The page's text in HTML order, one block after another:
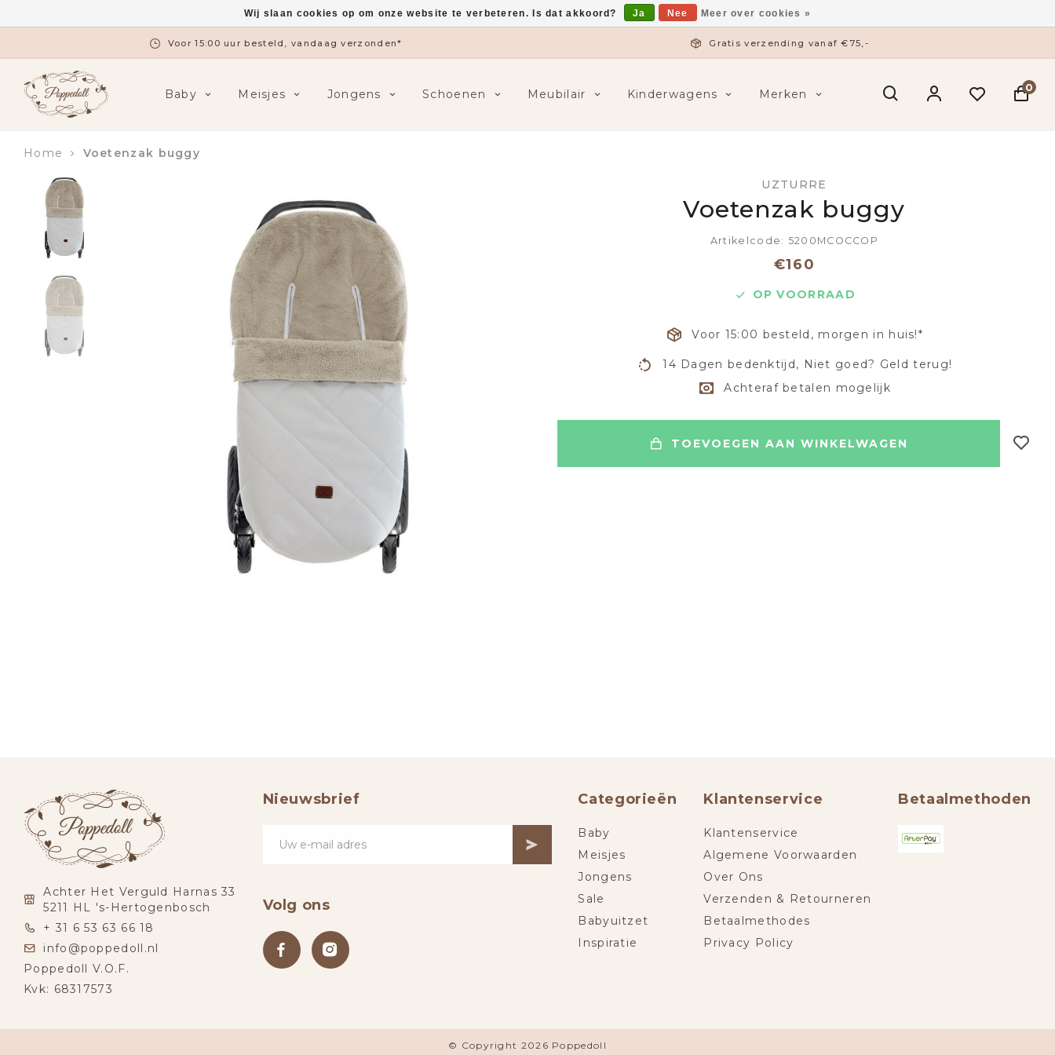
Voor 15:00 uur besteld, vandaag verzonden* Gratis verzending vanaf €75,-
Baby Meisjes Jongens Schoenen Meubilair Kinderwagens Merken 0
Home Voetenzak buggy
UZTURRE
Voetenzak buggy
Artikelcode: 5200MCOCCOP
€160
OP VOORRAAD
Voor 15:00 besteld, morgen in huis!*
14 Dagen bedenktijd, Niet goed? Geld terug!
Achteraf betalen mogelijk
TOEVOEGEN AAN WINKELWAGEN
Achter Het Verguld Harnas 33
5211 HL 's-Hertogenbosch
+ 31 6 53 63 66 18
info@poppedoll.nl
Poppedoll V.O.F.
Kvk: 68317573
Nieuwsbrief
Volg ons
Categorieën
Baby
Meisjes
Jongens
Sale
Babyuitzet
Inspiratie
Klantenservice
Klantenservice
Algemene Voorwaarden
Over Ons
Verzenden & Retourneren
Betaalmethodes
Privacy Policy
Betaalmethoden
© Copyright 2026 Poppedoll
Wij slaan cookies op om onze website te verbeteren. Is dat akkoord? Ja Nee Meer over cookies »